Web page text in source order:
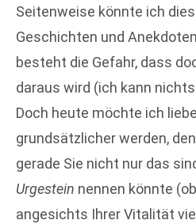
Seitenweise könnte ich
Geschichten und
besteht die Gefahr, dass
daraus wird (ich kann
Doch heute möchte ich
grundsätzlicher werden,
gerade Sie nicht nur das
Urgestein nennen könnte
angesichts Ihrer Vitalität